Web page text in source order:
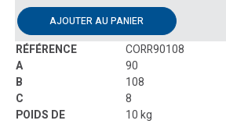
AJOUTER AU PANIER
CORR90108
90
108
8
10 kg